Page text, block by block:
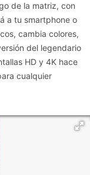
de la matriz, con
a tu smartphone o
cambia colores,
del legendario
HD y 4K hace
cualquier